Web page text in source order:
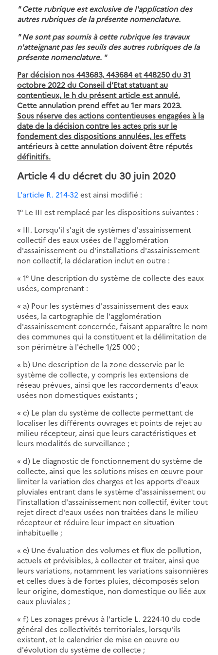
" Cette rubrique est exclusive de l'application des
autres rubriques de la présente nomenclature.
" Ne sont pas soumis à cette rubrique les travaux
n'atteignant pas les seuils des autres rubriques de la
présente nomenclature. "
Par décision nos 443683, 443684 et 448250 du 31
octobre 2022 du Conseil d’Etat statuant au
contentieux, le h du présent article est annulé.
Cette annulation prend effet au 1er mars 2023.
Sous réserve des actions contentieuses engagées à la
date de la décision contre les actes pris sur le
fondement des dispositions annulées, les effets
antérieurs à cette annulation doivent être réputés
définitifs.
Article 4 du décret du 30 juin 2020
L'article R. 214-32 est ainsi modifié :
1° Le III est remplacé par les dispositions suivantes :
« III. Lorsqu'il s'agit de systèmes d'assainissement
collectif des eaux usées de l'agglomération
d'assainissement ou d'installations d'assainissement
non collectif, la déclaration inclut en outre :
« 1° Une description du système de collecte des eaux
usées, comprenant :
« a) Pour les systèmes d'assainissement des eaux
usées, la cartographie de l'agglomération
d'assainissement concernée, faisant apparaître le nom
des communes qui la constituent et la délimitation de
son périmètre à l'échelle 1/25 000 ;
« b) Une description de la zone desservie par le
système de collecte, y compris les extensions de
réseau prévues, ainsi que les raccordements d'eaux
usées non domestiques existants ;
« c) Le plan du système de collecte permettant de
localiser les différents ouvrages et points de rejet au
milieu récepteur, ainsi que leurs caractéristiques et
leurs modalités de surveillance ;
« d) Le diagnostic de fonctionnement du système de
collecte, ainsi que les solutions mises en œuvre pour
limiter la variation des charges et les apports d'eaux
pluviales entrant dans le système d'assainissement ou
l'installation d'assainissement non collectif, éviter tout
rejet direct d'eaux usées non traitées dans le milieu
récepteur et réduire leur impact en situation
inhabituelle ;
« e) Une évaluation des volumes et flux de pollution,
actuels et prévisibles, à collecter et traiter, ainsi que
leurs variations, notamment les variations saisonnières
et celles dues à de fortes pluies, décomposés selon
leur origine, domestique, non domestique ou liée aux
eaux pluviales ;
« f) Les zonages prévus à l'article L. 2224-10 du code
général des collectivités territoriales, lorsqu'ils
existent, et le calendrier de mise en œuvre ou
d'évolution du système de collecte ;